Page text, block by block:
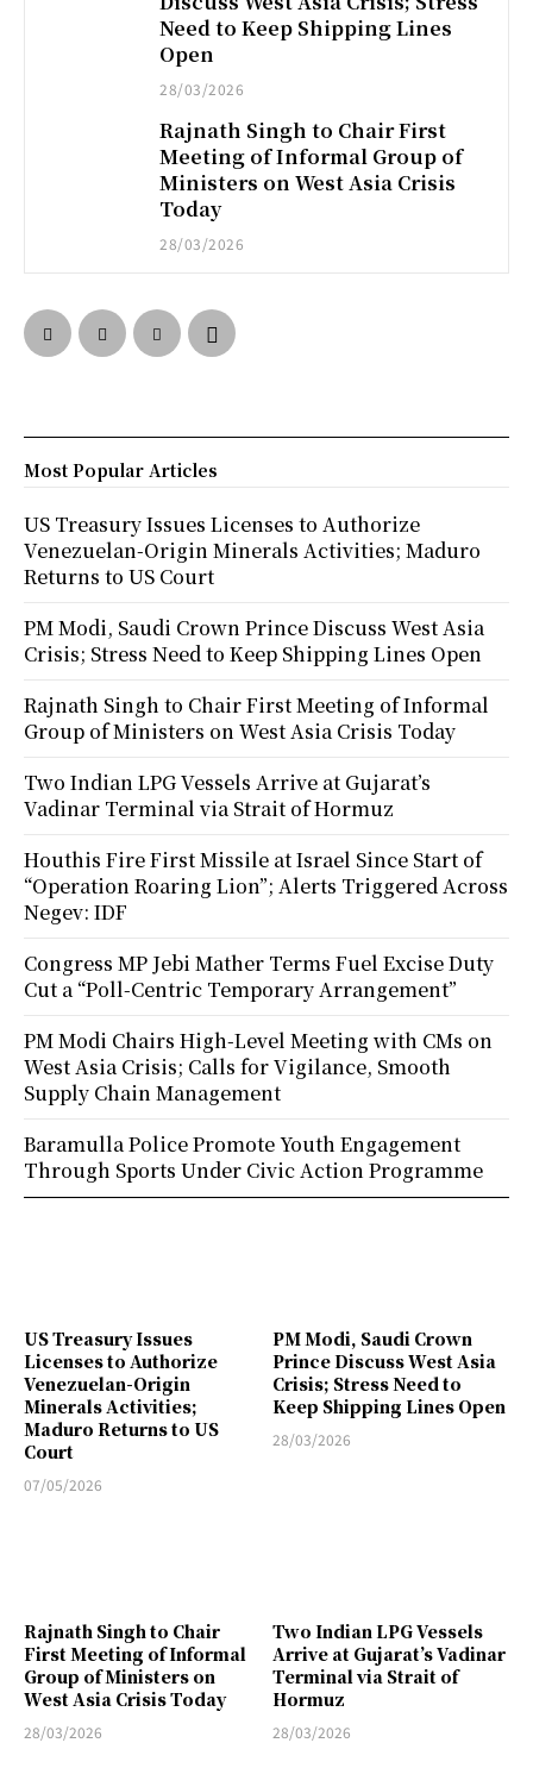
Need to Keep Shipping Lines
Open
28/03/2026
Rajnath Singh to Chair First
Meeting of Informal Group of
Ministers on West Asia Crisis
Today
28/03/2026
US Treasury Issues
Licenses to Authorize
Venezuelan-Origin
Minerals Activities;
Maduro Returns to US
Court
07/05/2026
PM Modi, Saudi Crown
Prince Discuss West Asia
Crisis; Stress Need to
Keep Shipping Lines Open
28/03/2026
Rajnath Singh to Chair
First Meeting of Informal
Group of Ministers on
West Asia Crisis Today
28/03/2026
Two Indian LPG Vessels
Arrive at Gujarat’s Vadinar
Terminal via Strait of
Hormuz
28/03/2026
Most Popular Articles
US Treasury Issues Licenses to Authorize
Venezuelan-Origin Minerals Activities; Maduro
Returns to US Court
PM Modi, Saudi Crown Prince Discuss West Asia
Crisis; Stress Need to Keep Shipping Lines Open
Rajnath Singh to Chair First Meeting of Informal
Group of Ministers on West Asia Crisis Today
Two Indian LPG Vessels Arrive at Gujarat’s
Vadinar Terminal via Strait of Hormuz
Houthis Fire First Missile at Israel Since Start of
“Operation Roaring Lion”; Alerts Triggered Across
Negev: IDF
Congress MP Jebi Mather Terms Fuel Excise Duty
Cut a “Poll-Centric Temporary Arrangement”
PM Modi Chairs High-Level Meeting with CMs on
West Asia Crisis; Calls for Vigilance, Smooth
Supply Chain Management
Baramulla Police Promote Youth Engagement
Through Sports Under Civic Action Programme